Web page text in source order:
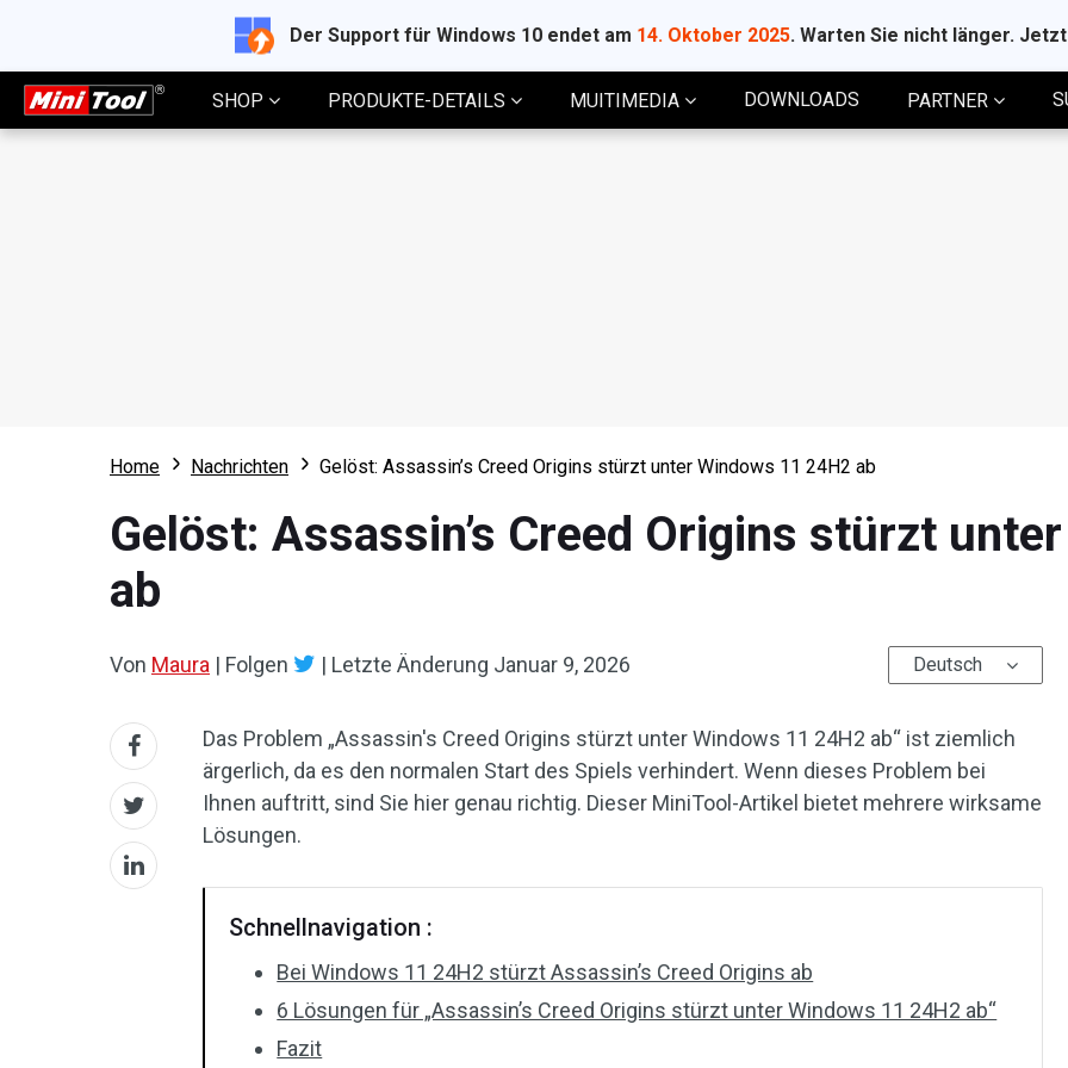
Der Support für Windows 10 endet am 14. Oktober 2025. Warten Sie nicht länger.
SHOP PRODUKTE-DETAILS MUITIMEDIA DOWNLOADS PARTNER
Home Nachrichten Gelöst: Assassin’s Creed Origins stürzt unter Windows 11 24H2 ab
Gelöst: Assassin’s Creed Origins stürzt
ab
Von Maura | Folgen | Letzte Änderung Januar 9, 2026 Deutsch
Das Problem „Assassin's Creed Origins stürzt unter Windows 11 24H2 ab“ ist ziemlich
ärgerlich, da es den normalen Start des Spiels verhindert. Wenn dieses Problem bei
Ihnen auftritt, sind Sie hier genau richtig. Dieser MiniTool-Artikel bietet mehrere wirksame
Lösungen.
Schnellnavigation :
Bei Windows 11 24H2 stürzt Assassin’s Creed Origins ab
6 Lösungen für „Assassin’s Creed Origins stürzt unter Windows 11 24H2 ab“
Fazit